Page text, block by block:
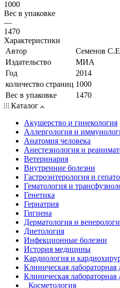
1000
Вес в упаковке
—
1470
Характеристики
Автор
Семенов
Издательство
МИА
Год
2014
количество страниц 1000
Вес в упаковке
1470
Каталог
Акушерство и гинекология
Аллергология и
Анатомия человека
Анестезиология и
Ветеринария
Внутренние болезни
Гастроэнтерология и
Гематология и
Генетика
Гериатрия
Гигиена
Дерматология и
Диетология
Инфекционные болезни
История медицины
Кардиология и
Клиническая лабораторная
Клиническая лабораторная
Косметология